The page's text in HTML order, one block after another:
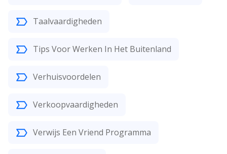
Taalvaardigheden
Tips Voor Werken In Het Buitenland
Verhuisvoordelen
Verkoopvaardigheden
Verwijs Een Vriend Programma